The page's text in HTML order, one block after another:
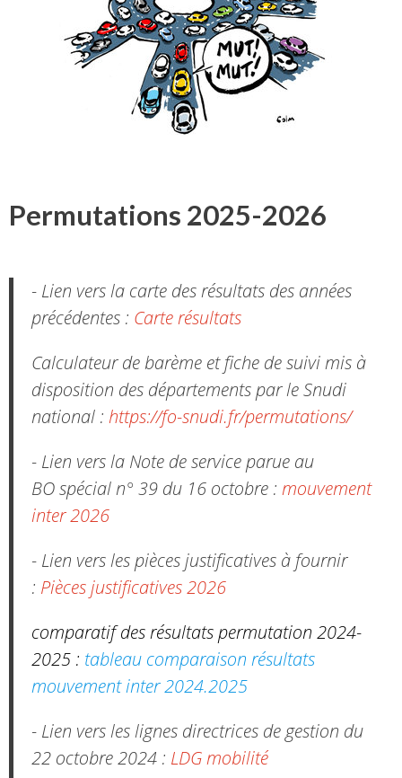
Permutations 2025-2026
- Lien vers la carte des résultats des années
précédentes : Carte résultats
Calculateur de barème et fiche de suivi mis à
disposition des départements par le Snudi
national : https://fo-snudi.fr/permutations/
- Lien vers la Note de service parue au
BO spécial n° 39 du 16 octobre : mouvement
inter 2026
- Lien vers les pièces justificatives à fournir
: Pièces justificatives 2026
comparatif des résultats permutation 2024-
2025 : tableau comparaison résultats
mouvement inter 2024.2025
- Lien vers les lignes directrices de gestion du
22 octobre 2024 : LDG mobilité